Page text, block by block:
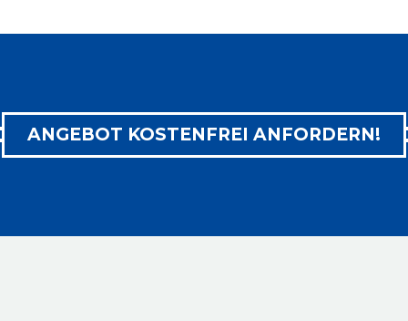
ANGEBOT KOSTENFREI ANFORDERN!